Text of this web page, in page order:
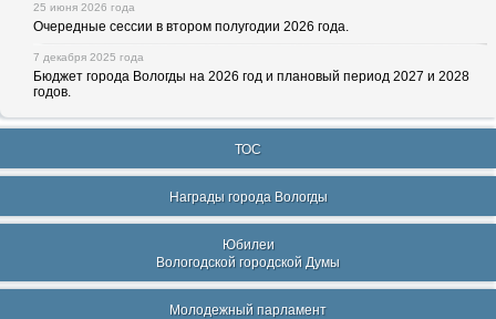
25 июня 2026 года
Очередные сессии в втором полугодии 2026 года.
7 декабря 2025 года
Бюджет города Вологды на 2026 год и плановый период 2027 и 2028
годов.
ТОС
Награды города Вологды
Юбилеи
Вологодской городской Думы
Молодежный парламент